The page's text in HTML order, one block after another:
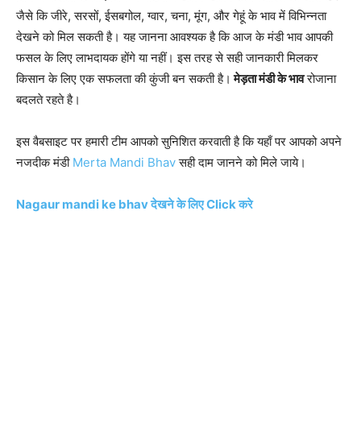
जैसे कि जीरे, सरसों, ईसबगोल, ग्वार, चना, मूंग, और गेहूं के भाव में विभिन्नता
देखने को मिल सकती है। यह जानना आवश्यक है कि आज के मंडी भाव आपकी
फसल के लिए लाभदायक होंगे या नहीं। इस तरह से सही जानकारी मिलकर
किसान के लिए एक सफलता की कुंजी बन सकती है। मेड़ता मंडी के भावरोजाना
बदलते रहते है।
इस वैबसाइट पर हमारी टीम आपको सुनिशित करवाती है कि यहाँ पर आपको अपने
नजदीक मंडी Merta Mandi Bhavसही दाम जानने को मिले जाये।
Nagaur mandi ke bhav देखने के लिए Click करे